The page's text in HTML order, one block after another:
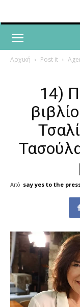
Αρχική Post it
14)
Από say yes to the